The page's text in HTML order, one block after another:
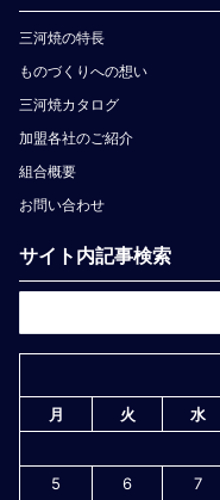
三河焼の特長
ものづくりへの想い
三河焼カタログ
加盟各社のご紹介
組合概要
お問い合わせ
サイト内記事検索
月 火 水
5
6 7